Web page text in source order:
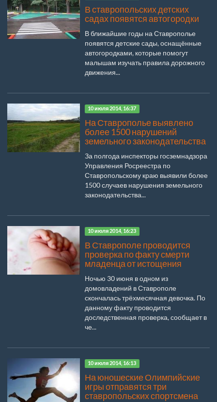
В ставропольских детских
садах появятся автогородки
В ближайшие годы на Ставрополье
появятся детские сады, оснащённые
автогородками, которые помогут
малышам изучать правила дорожного
движения...
10 июля 2014, 16:37
На Ставрополье выявлено
более 1500 нарушений
земельного законодательства
За полгода инспекторы госземнадзора
Управления Росреестра по
Ставропольскому краю выявили более
1500 случаев нарушения земельного
законодательства...
10 июля 2014, 16:23
В Ставрополе проводится
проверка по факту смерти
младенца от истощения
Ночью 30 июня в одном из
домовладений в Ставрополе
скончалась трёхмесячная девочка. По
данному факту проводится
доследственная проверка, сообщает в
че...
10 июля 2014, 16:13
На юношеские Олимпийские
игры отправятся три
ставропольских спортсмена